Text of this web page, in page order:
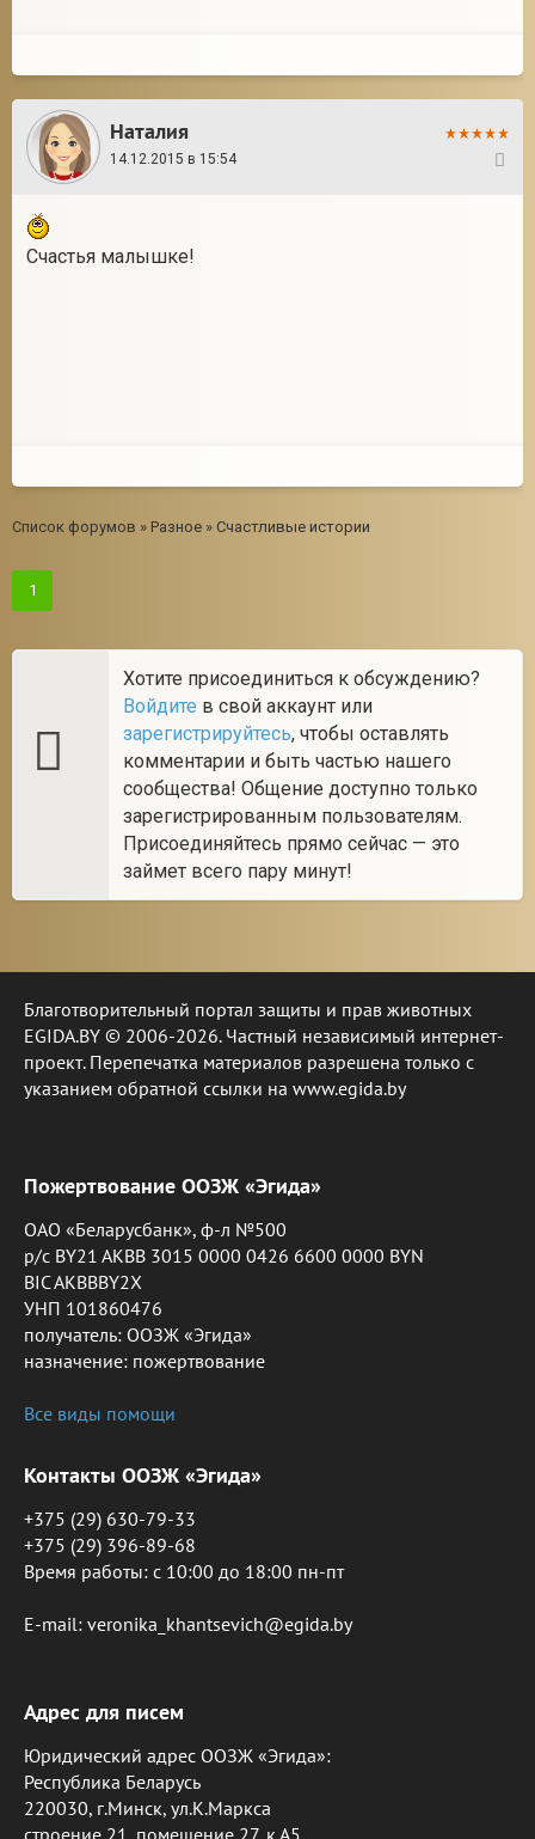
Наталия
14.12.2015 в 15:54
Счастья малышке!
Список форумов » Разное » Счастливые истории
1
Хотите присоединиться к обсуждению?
Войдите в свой аккаунт или
зарегистрируйтесь, чтобы оставлять
комментарии и быть частью нашего
сообщества! Общение доступно только
зарегистрированным пользователям.
Присоединяйтесь прямо сейчас — это
займет всего пару минут!
Благотворительный портал защиты и прав животных
EGIDA.BY © 2006-2026. Частный независимый интернет-
проект. Перепечатка материалов разрешена только с
указанием обратной ссылки на www.egida.by
Пожертвование ООЗЖ «Эгида»
ОАО «Беларусбанк», ф-л №500
р/с BY21 AKBB 3015 0000 0426 6600 0000 BYN
BIC AKBBBY2X
УНП 101860476
получатель: ООЗЖ «Эгида»
назначение: пожертвование
Все виды помощи
Контакты ООЗЖ «Эгида»
+375 (29) 630-79-33
+375 (29) 396-89-68
Время работы: c 10:00 до 18:00 пн-пт
E-mail: veronika_khantsevich@egida.by
Адрес для писем
Юридический адрес ООЗЖ «Эгида»:
Республика Беларусь
220030, г.Минск, ул.К.Маркса
строение 21, помещение 27, к.А5